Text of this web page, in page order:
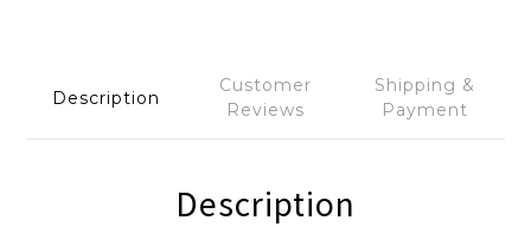
Description
Customer
Reviews
Shipping &
Payment
Description